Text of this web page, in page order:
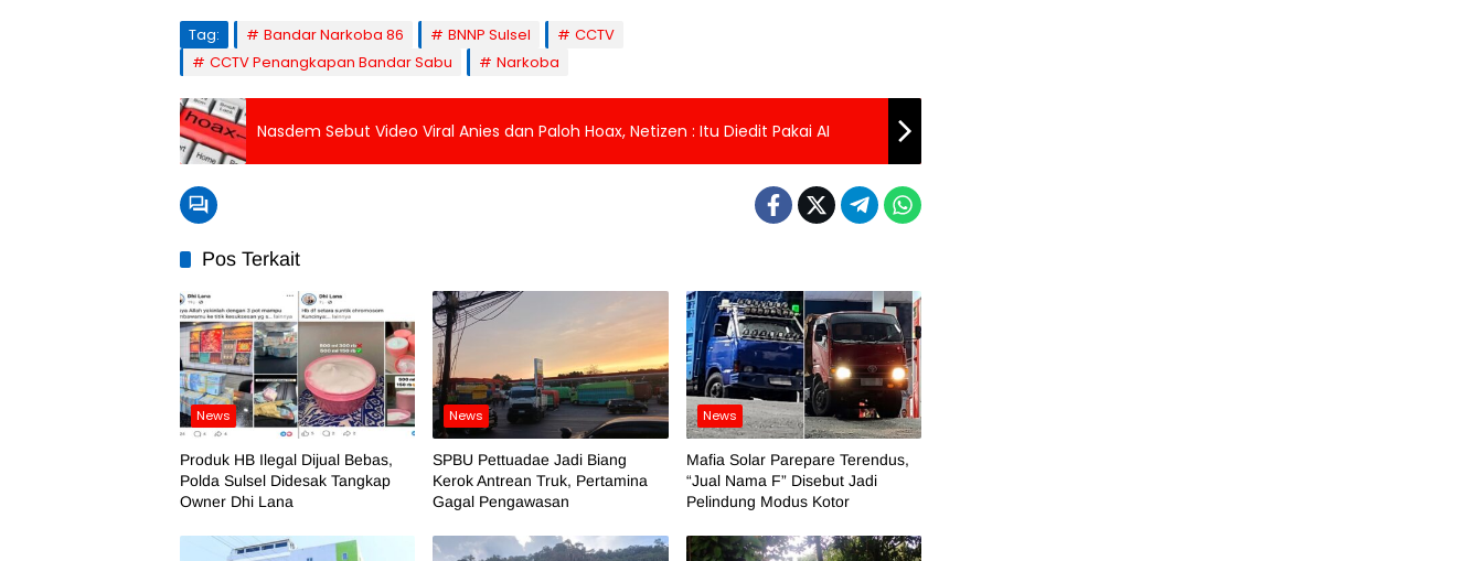
Tag: Bandar Narkoba 86 BNNP Sulsel
CCTV
CCTV Penangkapan Bandar Sabu
Narkoba
Nasdem Sebut Video Viral Anies dan Paloh Hoax, Netizen : Itu Diedit Pakai AI
Pos Terkait
News
Produk HB Ilegal Dijual Bebas,
Polda Sulsel Didesak Tangkap
Owner Dhi Lana
News
SPBU Pettuadae Jadi Biang
Kerok Antrean Truk, Pertamina
Gagal Pengawasan
News
Mafia Solar Parepare Terendus,
“Jual Nama F” Disebut Jadi
Pelindung Modus Kotor